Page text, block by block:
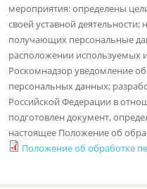
мероприятия: определены
своей уставной
получающих персональные
расположении используемых
Роскомнадзор уведомление
персональных данных;
Российской Федерации в
подготовлен документ,
настоящее Положение об
Положение об обработке